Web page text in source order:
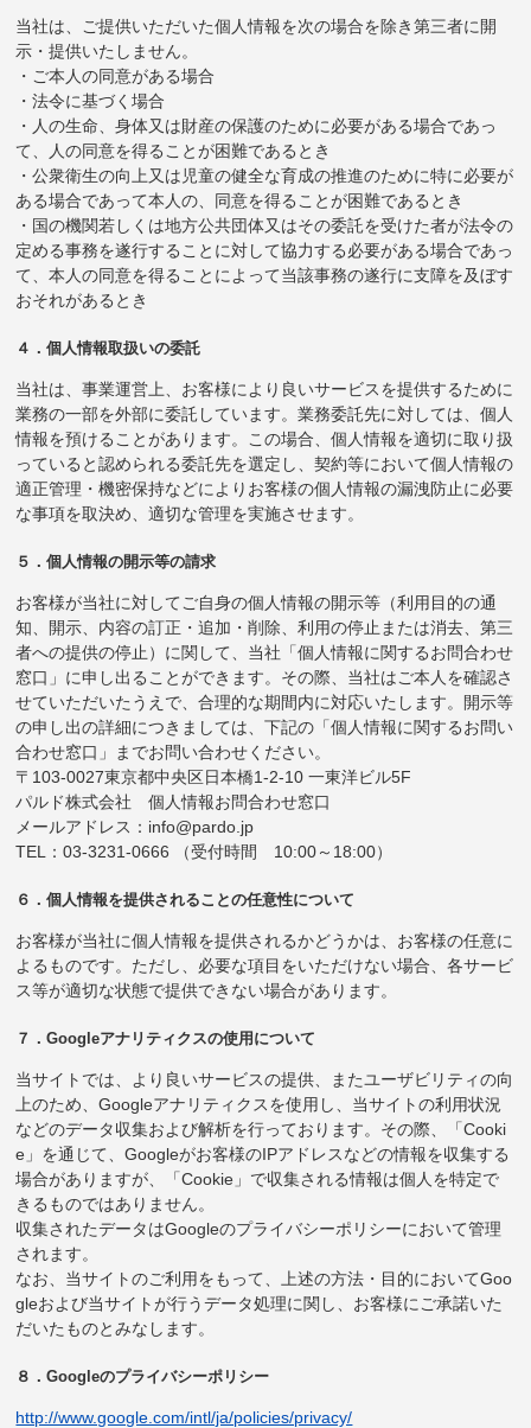
当社は、ご提供いただいた個人情報を次の場合を除き第三者に開
示・提供いたしません。
・ご本人の同意がある場合
・法令に基づく場合
・人の生命、身体又は財産の保護のために必要がある場合であっ
て、人の同意を得ることが困難であるとき
・公衆衛生の向上又は児童の健全な育成の推進のために特に必要が
ある場合であって本人の、同意を得ることが困難であるとき
・国の機関若しくは地方公共団体又はその委託を受けた者が法令の
定める事務を遂行することに対して協力する必要がある場合であっ
て、本人の同意を得ることによって当該事務の遂行に支障を及ぼす
おそれがあるとき
４．個人情報取扱いの委託
当社は、事業運営上、お客様により良いサービスを提供するために
業務の一部を外部に委託しています。業務委託先に対しては、個人
情報を預けることがあります。この場合、個人情報を適切に取り扱
っていると認められる委託先を選定し、契約等において個人情報の
適正管理・機密保持などによりお客様の個人情報の漏洩防止に必要
な事項を取決め、適切な管理を実施させます。
５．個人情報の開示等の請求
お客様が当社に対してご自身の個人情報の開示等（利用目的の通
知、開示、内容の訂正・追加・削除、利用の停止または消去、第三
者への提供の停止）に関して、当社「個人情報に関するお問合わせ
窓口」に申し出ることができます。その際、当社はご本人を確認さ
せていただいたうえで、合理的な期間内に対応いたします。開示等
の申し出の詳細につきましては、下記の「個人情報に関するお問い
合わせ窓口」までお問い合わせください。
〒103-0027東京都中央区日本橋1-2-10 一東洋ビル5F
パルド株式会社 個人情報お問合わせ窓口
メールアドレス：info@pardo.jp
TEL：03-3231-0666 （受付時間 10:00～18:00）
６．個人情報を提供されることの任意性について
お客様が当社に個人情報を提供されるかどうかは、お客様の任意に
よるものです。ただし、必要な項目をいただけない場合、各サービ
ス等が適切な状態で提供できない場合があります。
７．Googleアナリティクスの使用について
当サイトでは、より良いサービスの提供、またユーザビリティの向
上のため、Googleアナリティクスを使用し、当サイトの利用状況
などのデータ収集および解析を行っております。その際、「Cooki
e」を通じて、Googleがお客様のIPアドレスなどの情報を収集する
場合がありますが、「Cookie」で収集される情報は個人を特定で
きるものではありません。
収集されたデータはGoogleのプライバシーポリシーにおいて管理
されます。
なお、当サイトのご利用をもって、上述の方法・目的においてGoo
gleおよび当サイトが行うデータ処理に関し、お客様にご承諾いた
だいたものとみなします。
８．Googleのプライバシーポリシー
http://www.google.com/intl/ja/policies/privacy/